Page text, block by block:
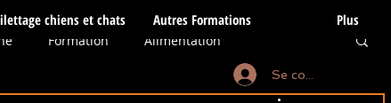
chiens et chats Autres Formations Plus
Se connecter
Formation Alimentation